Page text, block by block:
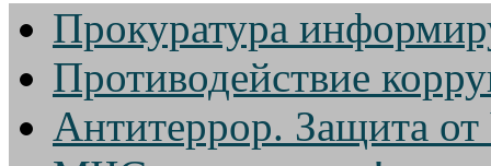
Прокуратура
Противодействие
Антитеррор. Защита